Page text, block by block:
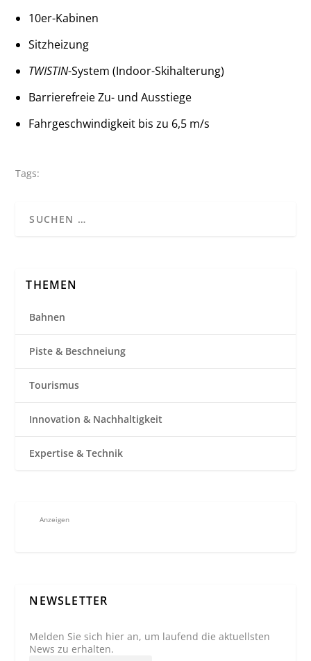
10er-Kabinen
Sitzheizung
TWISTIN-System (Indoor-Skihalterung)
Barrierefreie Zu- und Ausstiege
Fahrgeschwindigkeit bis zu 6,5 m/s
Tags:
THEMEN
Bahnen
Piste & Beschneiung
Tourismus
Innovation & Nachhaltigkeit
Expertise & Technik
Anzeigen
NEWSLETTER
Melden Sie sich hier an, um laufend die aktuellsten
News zu erhalten.